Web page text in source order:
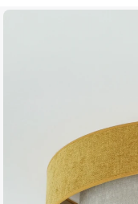
Przejdź